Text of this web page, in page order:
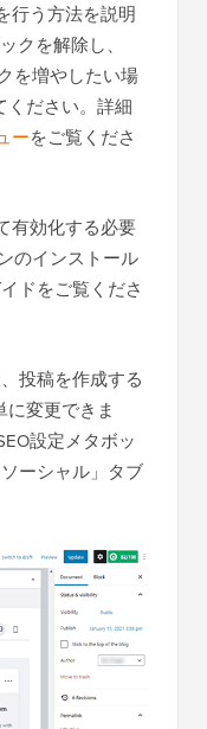
行う方法を説明
クを解除し、
を増やしたい場
ください。詳細
ーをご覧くださ
有効化する必要
のインストール
ドをご覧くださ
投稿を作成する
変更できま
設定メタボッ
ーシャル」タブ